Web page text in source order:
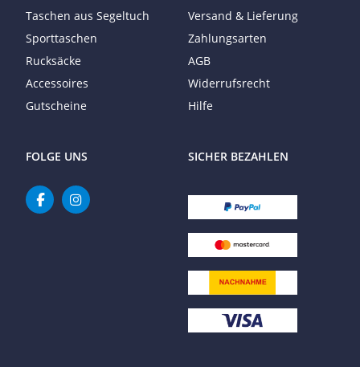
Taschen aus Segeltuch
Sporttaschen
Rucksäcke
Accessoires
Gutscheine
Versand & Lieferung
Zahlungsarten
AGB
Widerrufsrecht
Hilfe
FOLGE UNS SICHER BEZAHLEN